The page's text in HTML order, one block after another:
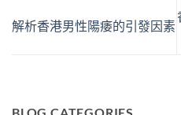
解析香港男性陽痿的引發因素